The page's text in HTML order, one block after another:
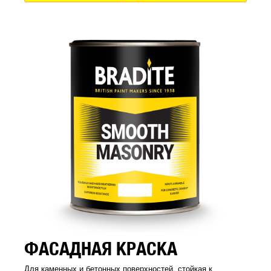
ФАСАДНАЯ КРАСКА
Для каменных и бетонных поверхностей, стойкая к